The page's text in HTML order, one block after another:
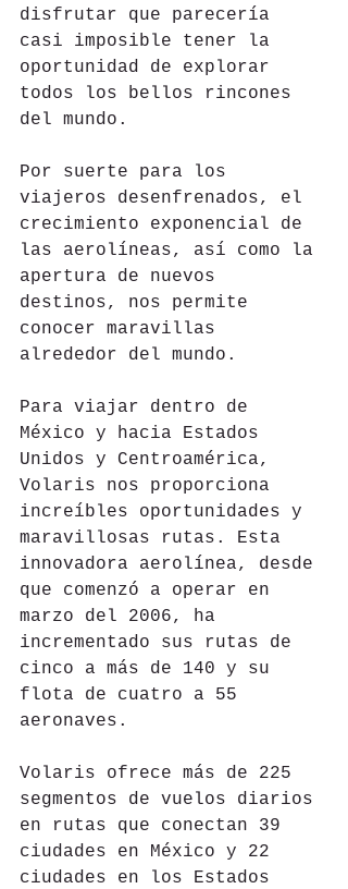
disfrutar que parecería
casi imposible tener la
oportunidad de explorar
todos los bellos rincones
del mundo.
Por suerte para los
viajeros desenfrenados, el
crecimiento exponencial de
las aerolíneas, así como la
apertura de nuevos
destinos, nos permite
conocer maravillas
alrededor del mundo.
Para viajar dentro de
México y hacia Estados
Unidos y Centroamérica,
Volaris nos proporciona
increíbles oportunidades y
maravillosas rutas. Esta
innovadora aerolínea, desde
que comenzó a operar en
marzo del 2006, ha
incrementado sus rutas de
cinco a más de 140 y su
flota de cuatro a 55
aeronaves.
Volaris ofrece más de 225
segmentos de vuelos diarios
en rutas que conectan 39
ciudades en México y 22
ciudades en los Estados